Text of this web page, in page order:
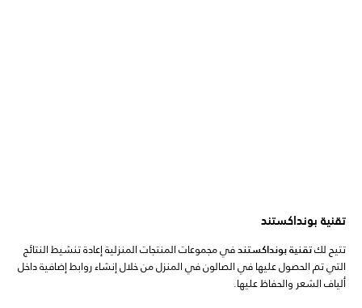
تقنية بونداكستند
تتيح لكتقنية بونداكستندفي مجموعات المنتجات المنزلية إعادة تنشيط النتائج
التي تم الحصول عليها في الصالون في المنزل من خلال إنشاء روابط إضافية داخل
ألياف الشعر والحفاظ عليها.